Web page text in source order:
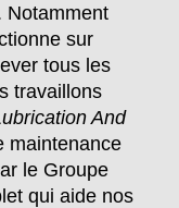
Notamment
sur
tous les
travaillons
And
maintenance
le Groupe
qui aide nos